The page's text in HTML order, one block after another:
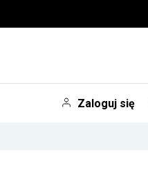
Zaloguj się